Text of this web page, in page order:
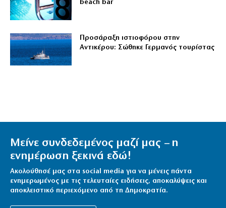
beach bar
Προσάραξη ιστιοφόρου στην
Αντικέρου: Σώθηκε Γερμανός τουρίστας
Μείνε συνδεδεμένος μαζί μας – η
ενημέρωση ξεκινά εδώ!
Ακολούθησέ μας στα social media για να μένεις πάντα
ενημερωμένος με τις τελευταίες ειδήσεις, αποκαλύψεις και
αποκλειστικό περιεχόμενο από τη Δημοκρατία.